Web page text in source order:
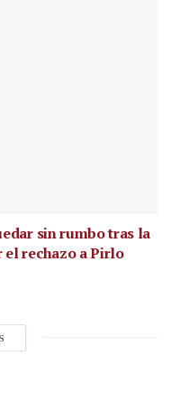
sin rumbo tras la
el rechazo a Pirlo